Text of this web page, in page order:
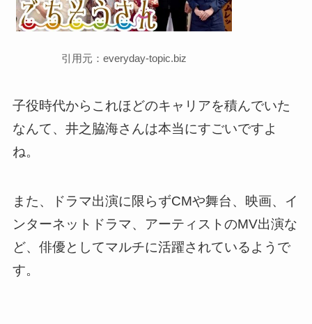
引用元：everyday-topic.biz
子役時代からこれほどのキャリアを積んでいた
なんて、井之脇海さんは本当にすごいですよ
ね。
また、ドラマ出演に限らずCMや舞台、映画、イ
ンターネットドラマ、アーティストのMV出演な
ど、俳優としてマルチに活躍されているようで
す。